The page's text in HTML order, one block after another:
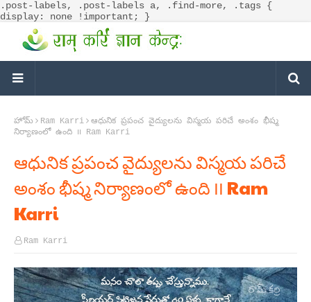
.post-labels, .post-labels a, .find-more, .tags {
display: none !important; }
హోమ్ Ram Karri
ఆధునిక ప్రపంచ వైద్యులను విస్మయ పరిచే అంశం భీష్మ
నిర్యాణంలో ఉంది ౹౹ Ram Karri
ఆధునిక ప్రపంచ వైద్యులను విస్మయ పరిచే
అంశం భీష్మ నిర్యాణంలో ఉంది ౹౹ Ram
Karri
Ram Karri